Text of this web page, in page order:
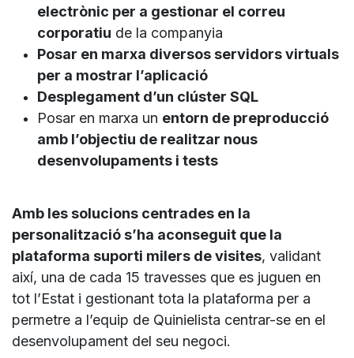
electrònic per a gestionar el correu
corporatiu de la companyia
Posar en marxa diversos servidors virtuals
per a mostrar l’aplicació
Desplegament d’un clúster SQL
Posar en marxa un entorn de preproducció
amb l’objectiu de realitzar nous
desenvolupaments i tests
Amb les solucions centrades en la
personalització s’ha aconseguit que la
plataforma suporti milers de visites, validant
així, una de cada 15 travesses que es juguen en
tot l’Estat i gestionant tota la plataforma per a
permetre a l’equip de Quinielista centrar-se en el
desenvolupament del seu negoci.